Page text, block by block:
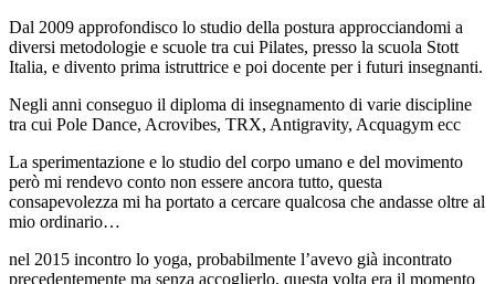
Dal 2009 approfondisco lo studio della postura approcciandomi a
diversi metodologie e scuole tra cui Pilates, presso la scuola Stott
Italia, e divento prima istruttrice e poi docente per i futuri insegnanti.
Negli anni conseguo il diploma di insegnamento di varie discipline
tra cui Pole Dance, Acrovibes, TRX, Antigravity, Acquagym ecc
La sperimentazione e lo studio del corpo umano e del movimento
però mi rendevo conto non essere ancora tutto, questa
consapevolezza mi ha portato a cercare qualcosa che andasse oltre al
mio ordinario…
nel 2015 incontro lo yoga, probabilmente l’avevo già incontrato
precedentemente ma senza accoglierlo, questa volta era il momento